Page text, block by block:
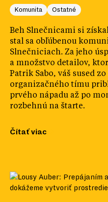
Komunita Ostatné
Beh Slnečnicami si
stal sa obľúbenou
Slnečniciach. Za jeho
a množstvo detailov,
Patrik Sabo, váš sused
organizačného tímu
prvého nápadu až po
rozbehnú na štarte.
Čítať viac